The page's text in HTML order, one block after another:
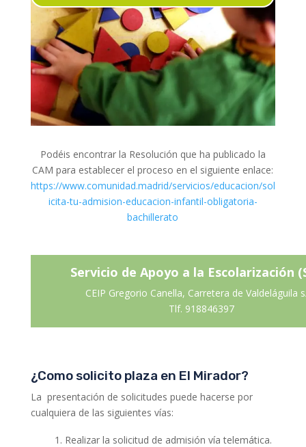
Podéis encontrar la Resolución que ha publicado la
CAM para establecer el proceso en el siguiente enlace:
https://www.comunidad.madrid/servicios/educacion/sol
icita-tu-admision-educacion-infantil-obligatoria-
bachillerato
Servicio de Apoyo a la Escolarización
CEIP Gregorio Canella, Carretera de Valdeláguila
Tlf. 918846397
¿Como solicito plaza en El Mirador?
La presentación de solicitudes puede hacerse por
cualquiera de las siguientes vías:
Realizar la solicitud de admisión vía telemática.